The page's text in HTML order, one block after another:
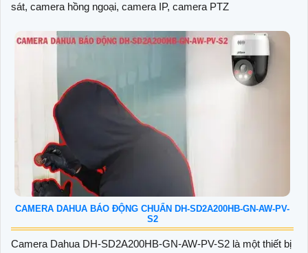
sát, camera hồng ngoại, camera IP, camera PTZ
CAMERA DAHUA BÁO ĐỘNG CHUẨN DH-SD2A200HB-GN-AW-PV-
S2
Camera Dahua DH-SD2A200HB-GN-AW-PV-S2 là một thiết bị